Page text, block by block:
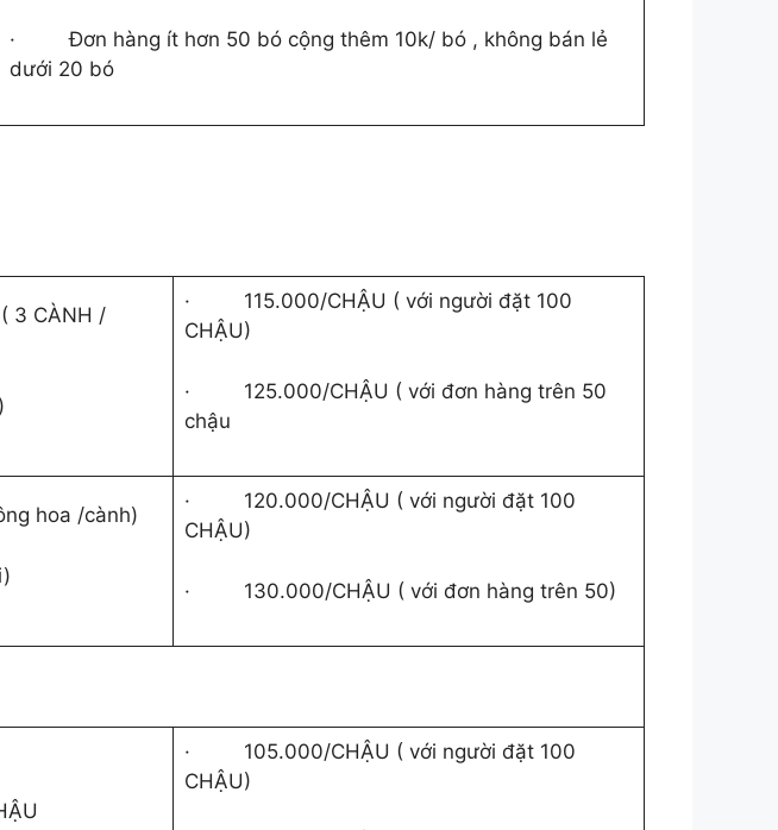
·Đơn hàng ít hơn 50 bó cộng thêm 10k/ bó , không bán lẻ
dưới 20 bó
3 CÀNH /
· 115.000/CHẬU ( với người đặt 100
CHẬU)
· 125.000/CHẬU ( với đơn hàng trên 50
chậu
hoa /cành)
· 120.000/CHẬU ( với người đặt 100
CHẬU)
· 130.000/CHẬU ( với đơn hàng trên 50)
· 105.000/CHẬU ( với người đặt 100
CHẬU)